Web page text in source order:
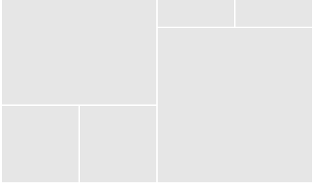
งาน ท่ามกลางบรรยากาศอบอุ่นและเป็นกันเอง